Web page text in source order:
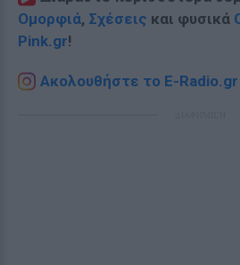
Ομορφιά, Σχέσεις και φυσικά
Pink.gr!
Ακολουθήστε το E-